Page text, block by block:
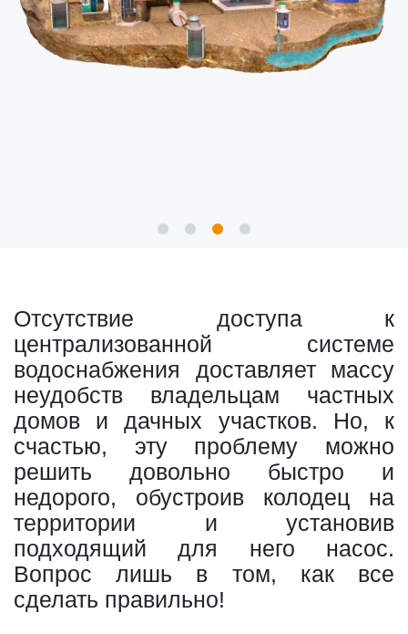
Отсутствие доступа к
централизованной системе
водоснабжения доставляет массу
неудобств владельцам частных
домов и дачных участков. Но, к
счастью, эту проблему можно
решить довольно быстро и
недорого, обустроив колодец на
территории и установив
подходящий для него насос.
Вопрос лишь в том, как все
сделать правильно!